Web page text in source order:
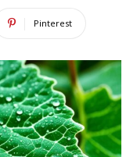
Pinterest